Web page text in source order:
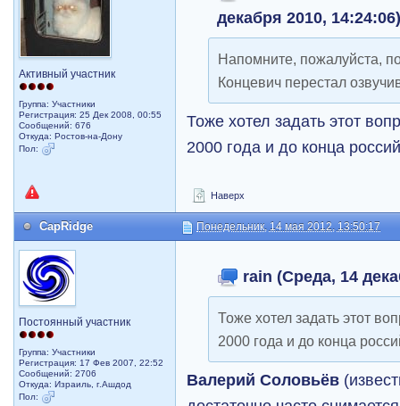
Активный участник
Группа: Участники
Регистрация: 25 Дек 2008, 00:55
Сообщений: 676
Откуда: Ростов-на-Дону
Пол:
декабря 2010,
Напомните, пожалуйста,
Концевич перестал
Тоже хотел задать этот
2000 года и до конца
Наверх
CapRidge Понедельник, 14 мая 2012, 13:50:17
Постоянный участник
Группа: Участники
Регистрация: 17 Фев 2007, 22:52
Сообщений: 2706
Откуда: Израиль, г.Ашдод
Пол:
rain (Среда, 14
Тоже хотел задать этот
2000 года и до конца
Валерий Соловьёв